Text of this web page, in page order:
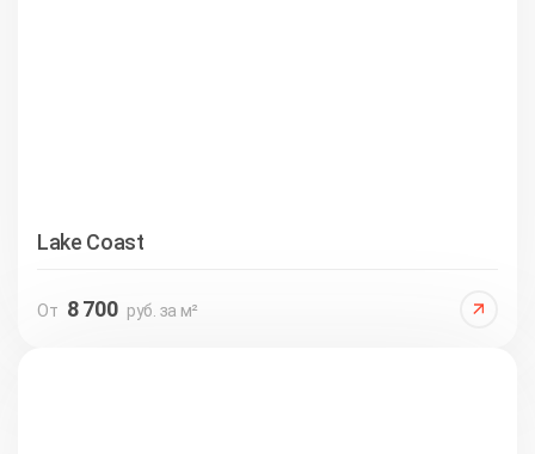
Lake Coast
От 8 700 руб. за м²